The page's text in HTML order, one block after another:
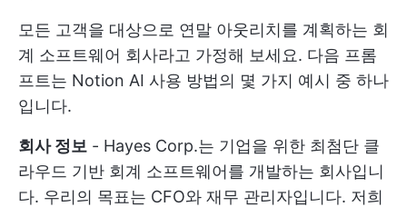
모든 고객을 대상으로 연말 아웃리치를 계획하는 회
계 소프트웨어 회사라고 가정해 보세요. 다음 프롬
프트는 Notion AI 사용 방법의 몇 가지 예시 중 하나
입니다.
회사 정보 - Hayes Corp.는 기업을 위한 최첨단 클
라우드 기반 회계 소프트웨어를 개발하는 회사입니
다. 우리의 목표는 CFO와 재무 관리자입니다. 저희